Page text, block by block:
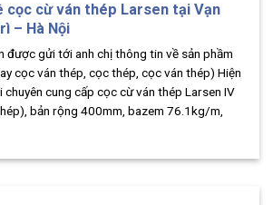
cọc cừ ván thép Larsen tại Vạn
– Hà Nội
được gửi tới anh chị thông tin về sản phầm
cọc ván thép, cọc thép, cọc ván thép) Hiện
cung cấp cọc cừ ván thép Larsen IV
bản rộng 400mm, bazem 76.1kg/m,